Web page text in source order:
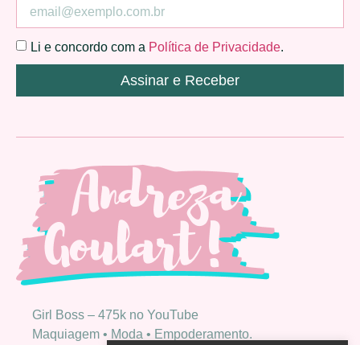
Girl Boss – 475k no YouTube
Maquiagem • Moda • Empoderamento.
Li e concordo com a Política de Privacidade.
Assinar e Receber